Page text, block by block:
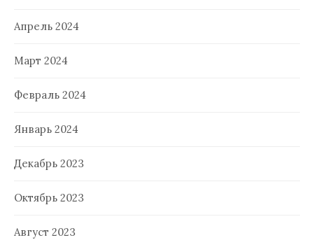
Апрель 2024
Март 2024
Февраль 2024
Январь 2024
Декабрь 2023
Октябрь 2023
Август 2023